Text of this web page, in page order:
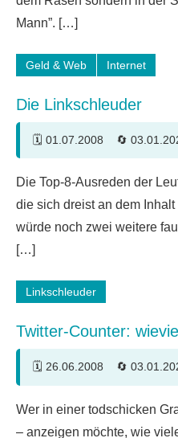
Mann”. […]
Geld & Web Internet
Die Linkschleuder
01.07.2008
Kommentare
Die Top-8-Ausreden der
die sich dreist an dem
würde noch zwei weitere
[…]
Linkschleuder
Twitter-Counter:
26.06.2008
Kommentare
Wer in einer todschicken
– anzeigen möchte, wie